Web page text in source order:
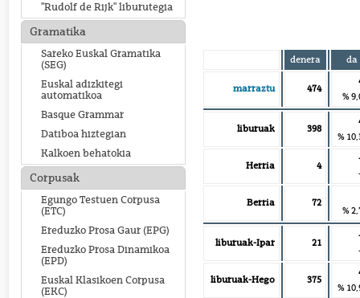
"Rudolf de Rijk" liburutegia
Gramatika
Sareko Euskal Gramatika
(SEG)
Euskal adizkitegi
automatikoa
Basque Grammar
Datiboa hiztegian
Kalkoen behatokia
Corpusak
Egungo Testuen Corpusa
(ETC)
Ereduzko Prosa Gaur (EPG)
Ereduzko Prosa Dinamikoa
(EPD)
Euskal Klasikoen Corpusa
(EKC)
denera da
marraztu 474
%
liburuak 398
%
Herria 4
Berria 72
%
liburuak-Ipar 21
liburuak-Hego 375
%